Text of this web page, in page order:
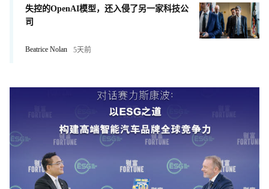
失控的OpenAI模型，还入侵了另一家科技公
司
Beatrice Nolan 5天前